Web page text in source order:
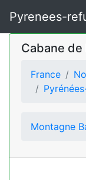
Pyrenees-
Cabane de
France
Montagne